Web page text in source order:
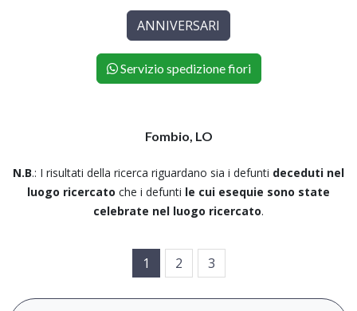
ANNIVERSARI
Servizio spedizione fiori
Fombio, LO
N.B.: I risultati della ricerca riguardano sia i defunti deceduti nel
luogo ricercato che i defunti le cui esequie sono state
celebrate nel luogo ricercato.
1 2 3